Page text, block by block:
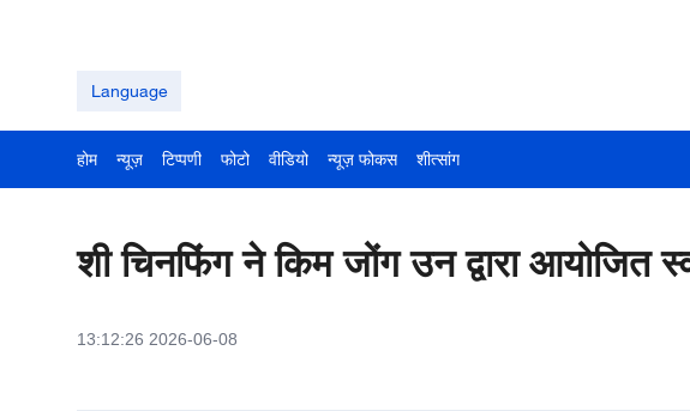
Language
होम न्यूज़ टिप्पणी फोटो वीडियो न्यूज़ फोकस शीत्सांग
शी चिनफिंग ने किम जोंग उन द्वारा आयोजित
13:12:26 2026-06-08